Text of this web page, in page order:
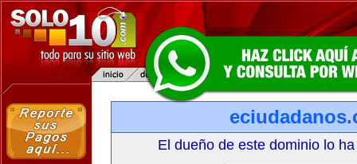
El dueño de este dominio lo